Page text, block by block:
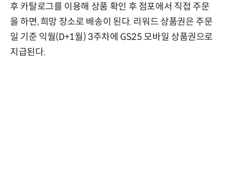
후 카탈로그를 이용해 상품 확인 후 점포에서 직접 주문
을 하면, 희망 장소로 배송이 된다. 리워드 상품권은 주문
일 기준 익월(D+1월) 3주차에 GS25 모바일 상품권으로
지급된다.